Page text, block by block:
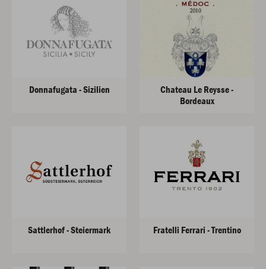
Donnafugata - Sizilien
Chateau Le Reysse -
Bordeaux
Sattlerhof - Steiermark Fratelli Ferrari - Trentino